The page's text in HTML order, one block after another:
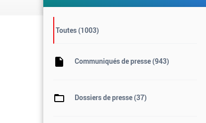
Toutes (1003)
Communiqués de presse (943)
Dossiers de presse (37)